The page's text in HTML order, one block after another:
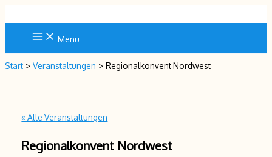
Inhalt
springen
Menü
Start Veranstaltungen Regionalkonvent Nordwest
« Alle Veranstaltungen
Regionalkonvent Nordwest